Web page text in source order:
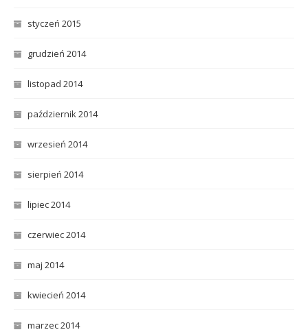
styczeń 2015
grudzień 2014
listopad 2014
październik 2014
wrzesień 2014
sierpień 2014
lipiec 2014
czerwiec 2014
maj 2014
kwiecień 2014
marzec 2014